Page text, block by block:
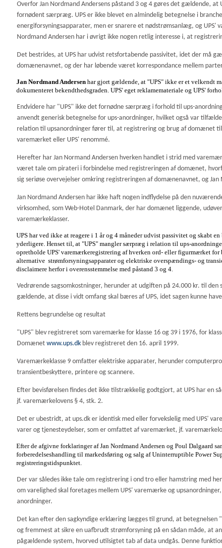
Overfor Jan Nordmand Andersens påstand 3 og 4 gøres det gældende,
fornødent særpræg. UPS er ikke blevet en almindelig betegnelse i
energiforsyningsapparater, men er snarere et nødstrømsanlæg, og
Nordmand Andersen har i øvrigt ikke nogen retlig interesse i, at
Det bestrides, at UPS har udvist retsfortabende passivitet, idet der må
domænenavnet, og der har løbende været korrespondance mellem
Jan Nordmand Andersen har gjort gældende, at "UPS" ikke er et velkendt
dokumenteret bekendthedsgraden. UPS' eget reklamemateriale og UPS'
Endvidere har "UPS" ikke det fornødne særpræg i forhold til ups-
anvendt generisk betegnelse for ups-anordninger, hvilket også var
relation til upsanordninger fører til, at registrering og brug af domænet
varemærket eller UPS' renommé.
Herefter har Jan Normand Andersen hverken handlet i strid med
været tale om pirateri i forbindelse med registreringen af domænet,
sig seriøse overvejelser omkring registreringen af domænenavnet, og
Jan Nordmand Andersen har ikke haft nogen indflydelse på den
virksomhed, som Web-Hotel Danmark, der har domænet liggende,
varemærkeklasser.
UPS har ved ikke at reagere i 1 år og 4 måneder udvist passivitet og skabt
yderligere. Henset til, at "UPS" mangler særpræg i relation til ups-
opretholde UPS' varemærkeregistrering af hverken ord- eller figurmærket
alternative strømforsyningsapparater og elektriske overspændings- og
disclaimere herfor i overensstemmelse med påstand 3 og 4.
Vedrørende sagsomkostninger, herunder at udgiften på 24.000 kr. til
gældende, at disse i vidt omfang skal bæres af UPS, idet sagen kunne
Rettens begrundelse og resultat
"UPS" blev registreret som varemærke for klasse 16 og 39 i 1976, for
Domænet www.ups.dk blev registreret den 16. april 1999.
Varemærkeklasse 9 omfatter elektriske apparater, herunder
transientbeskyttere, printere og scannere.
Efter bevisførelsen findes det ikke tilstrækkelig godtgjort, at UPS har en
jf. varemærkelovens § 4, stk. 2.
Det er ubestridt, at ups.dk er identisk med eller forvekslelig med UPS'
varer og tjenesteydelser, som er omfattet af varemærket, jf.
Efter de afgivne forklaringer af Jan Nordmand Andersen og Poul Dalgaard
forberedelseshandling til markedsføring og salg af Uninterruptible Power
registreringstidspunktet.
Der var således ikke tale om registrering i ond tro eller hamstring med
om varelighed skal foretages mellem UPS' varemærke og
anordninger.
Det kan efter den sagkyndige erklæring lægges til grund, at betegnelsen
og fremmest at sikre en uafbrudt strømforsyning på en sådan måde, at
pågældende system, hvorved utilsigtet tab af data undgås. Denne